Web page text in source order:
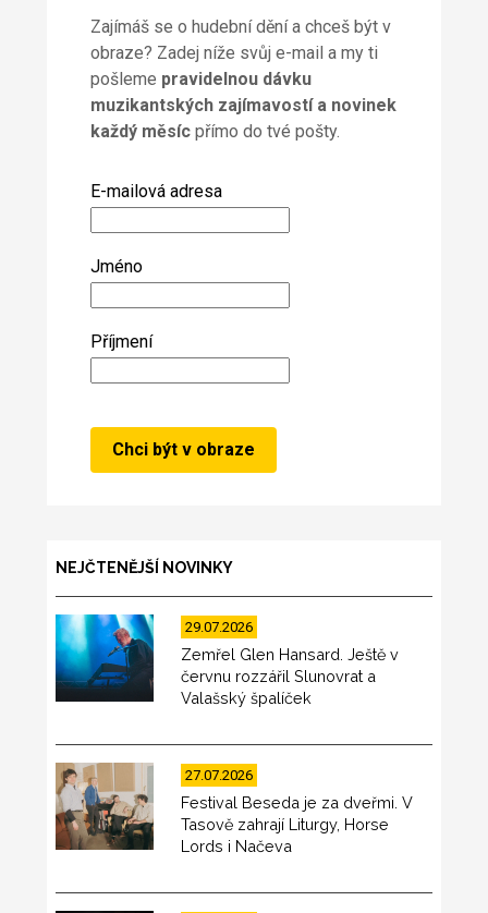
Zajímáš se o hudební dění a chceš být v
obraze? Zadej níže svůj e-mail a my ti
pošleme pravidelnou dávku
muzikantských zajímavostí a novinek
každý měsícpřímo do tvé pošty.
E-mailová adresa
Jméno
Příjmení
NEJČTENĚJŠÍ NOVINKY
29.07.2026
Zemřel Glen Hansard. Ještě v
červnu rozzářil Slunovrat a
Valašský špalíček
27.07.2026
Festival Beseda je za dveřmi. V
Tasově zahrají Liturgy, Horse
Lords i Načeva